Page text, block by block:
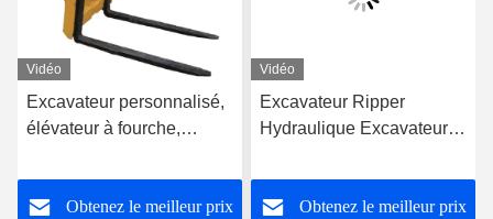
Vidéo
Excavateur personnalisé,
élévateur à fourche,
chariot élévateur à fourche
Obtenez le meilleur prix
Vidéo
Excavateur Ripper
Hydraulique Excavateur
Magnéte de levage de
déchets métalliques
Obtenez le meilleur prix